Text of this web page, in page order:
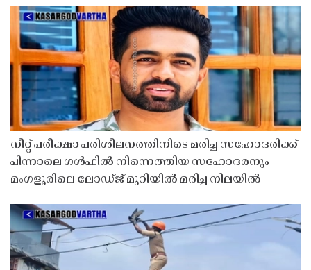
നീറ്റ് പരീക്ഷാ പരിശീലനത്തിനിടെ മരിച്ച സഹോദരിക്ക്
പിന്നാലെ ഗൾഫിൽ നിന്നെത്തിയ സഹോദരനും
മംഗളൂരിലെ ലോഡ്ജ് മുറിയിൽ മരിച്ച നിലയിൽ